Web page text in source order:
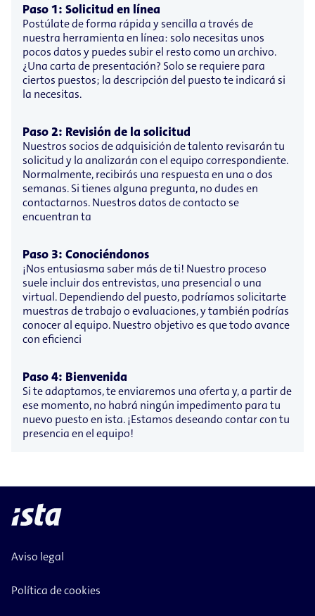
Paso 1: Solicitud en línea
Postúlate de forma rápida y sencilla a través de
nuestra herramienta en línea: solo necesitas unos
pocos datos y puedes subir el resto como un archivo.
¿Una carta de presentación? Solo se requiere para
ciertos puestos; la descripción del puesto te indicará si
la necesitas.
Paso 2: Revisión de la solicitud
Nuestros socios de adquisición de talento revisarán tu
solicitud y la analizarán con el equipo correspondiente.
Normalmente, recibirás una respuesta en una o dos
semanas. Si tienes alguna pregunta, no dudes en
contactarnos. Nuestros datos de contacto se
encuentran ta
Paso 3: Conociéndonos
¡Nos entusiasma saber más de ti! Nuestro proceso
suele incluir dos entrevistas, una presencial o una
virtual. Dependiendo del puesto, podríamos solicitarte
muestras de trabajo o evaluaciones, y también podrías
conocer al equipo. Nuestro objetivo es que todo avance
con eficienci
Paso 4: Bienvenida
Si te adaptamos, te enviaremos una oferta y, a partir de
ese momento, no habrá ningún impedimento para tu
nuevo puesto en ista. ¡Estamos deseando contar con tu
presencia en el equipo!
Aviso legal
Política de cookies